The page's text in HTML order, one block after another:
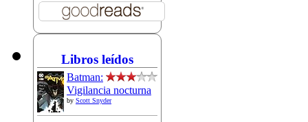
Libros leídos
Batman:
Vigilancia nocturna
by Scott Snyder